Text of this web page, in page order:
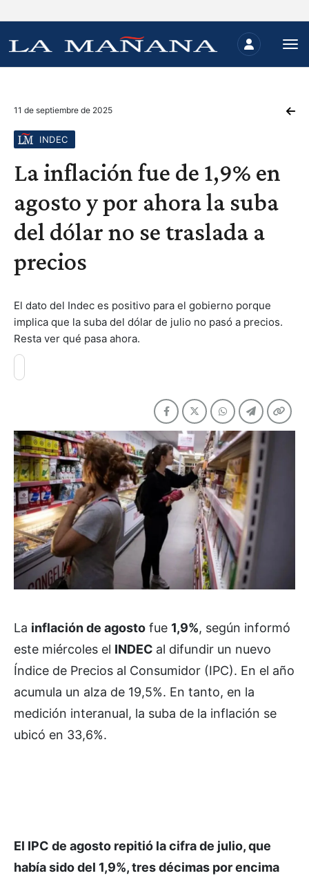
11 de septiembre de 2025
INDEC
La inflación fue de 1,9% en
agosto y por ahora la suba
del dólar no se traslada a
precios
El dato del Indec es positivo para el gobierno porque
implica que la suba del dólar de julio no pasó a precios.
Resta ver qué pasa ahora.
La inflación de agosto fue 1,9%, según informó
este miércoles el INDEC al difundir un nuevo
Índice de Precios al Consumidor (IPC). En el año
acumula un alza de 19,5%. En tanto, en la
medición interanual, la suba de la inflación se
ubicó en 33,6%.
El IPC de agosto repitió la cifra de julio, que
había sido del 1,9%, tres décimas por encima